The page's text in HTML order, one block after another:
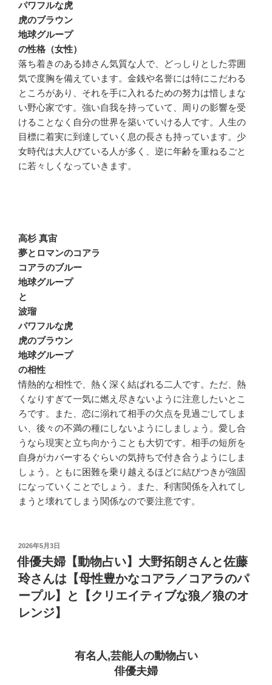
パワフルな虎
虎のブラウン
地球グループ
の性格（女性）
落ち着きのある姉さん気質な人で、どっしりとした雰囲
気で度胸を備えています。金銭や名誉には特にこだわる
ところがあり、それを手に入れるための努力は惜しまな
い野心家です。強い自我を持っていて、周りの影響を受
けることなく自分の世界を築いていける人です。人生の
目標に着実に到達していく息の長さも持っています。少
女時代は大人びている人が多く、逆に年齢を重ねるごと
に若々しくなっていきます。
高杉 真宙
夢とロマンのコアラ
コアラのブルー
地球グループ
と
波瑠
パワフルな虎
虎のブラウン
地球グループ
の相性
情熱的な相性で、熱く深く結ばれる二人です。ただ、熱
くなりすぎて一気に燃え尽きないように注意したいとこ
ろです。また、恋に溺れて相手の欠点を見過ごしてしま
い、後々の不満の種にしないようにしましょう。愛し合
うなら現実と立ち向かうことも大切です。相手の短所を
自身がカバーするぐらいの気持ちで付き合うようにしま
しょう。ともに困難を乗り越えるほどに結びつきが強固
になっていくことでしょう。また、利害関係を入れてし
まうと壊れてしまう関係なので要注意です。
投
稿
日:
2026年5月3日
俳優夫婦【動物占い】大野拓朗さんと佐藤
玲さんは【母性豊かなコアラ／コアラのパ
ープル】と【クリエイティブな狼／狼のオ
レンジ】
有名人,芸能人の動物占い
俳優夫婦